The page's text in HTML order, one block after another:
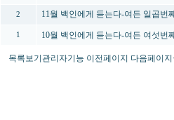
2 11월 백인에게 듣는다-여든 일곱번
1 10월 백인에게 듣는다-여든 여섯번
목록보기 관리자기능 이전페이지 다음페이지